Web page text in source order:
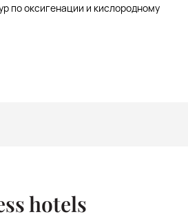
по оксигенации и кислородному
hotels